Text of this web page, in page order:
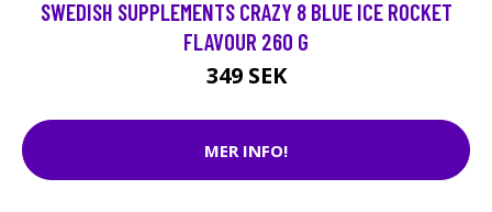
SWEDISH SUPPLEMENTS CRAZY 8 BLUE ICE ROCKET
FLAVOUR 260 G
349 SEK
MER INFO!